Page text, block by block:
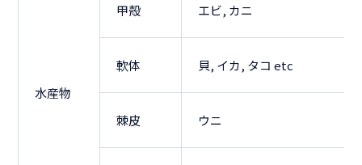
水産物
甲殻 エビ, カニ
軟体 貝, イカ, タコ etc
棘皮 ウニ